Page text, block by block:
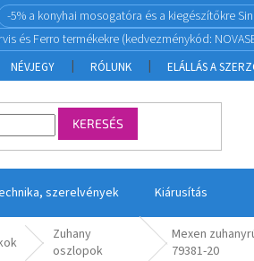
-5% a konyhai mosogatóra és a kiegészítőkre
és Ferro termékekre (kedvezménykód:
NÉVJEGY RÓLUNK ELÁLLÁS A
KERESÉS
szerelvények Kiárusítás
Zuhany
oszlopok
Mexen
79381-20